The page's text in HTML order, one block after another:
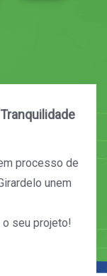
processo de
unem
seu projeto!